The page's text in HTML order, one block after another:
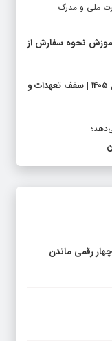
ملی و مدرک
آموزش نحوه سفارش از
ایمپلنت دندان با بیمه تکمیلی SOS در سال ۱۴۰۵ | سقف تعهدات و
رقمی ماندن